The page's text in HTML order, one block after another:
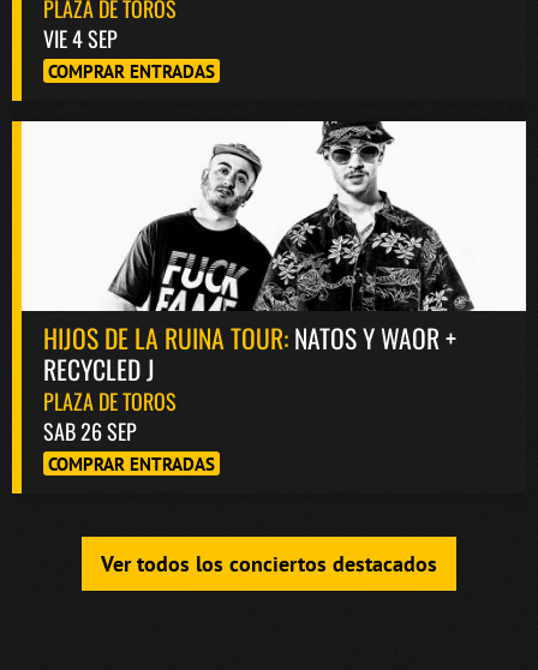
PLAZA DE TOROS
VIE 4 SEP
COMPRAR ENTRADAS
HIJOS DE LA RUINA TOUR:NATOS Y WAOR +
RECYCLED J
PLAZA DE TOROS
SAB 26 SEP
COMPRAR ENTRADAS
Ver todos los conciertos destacados